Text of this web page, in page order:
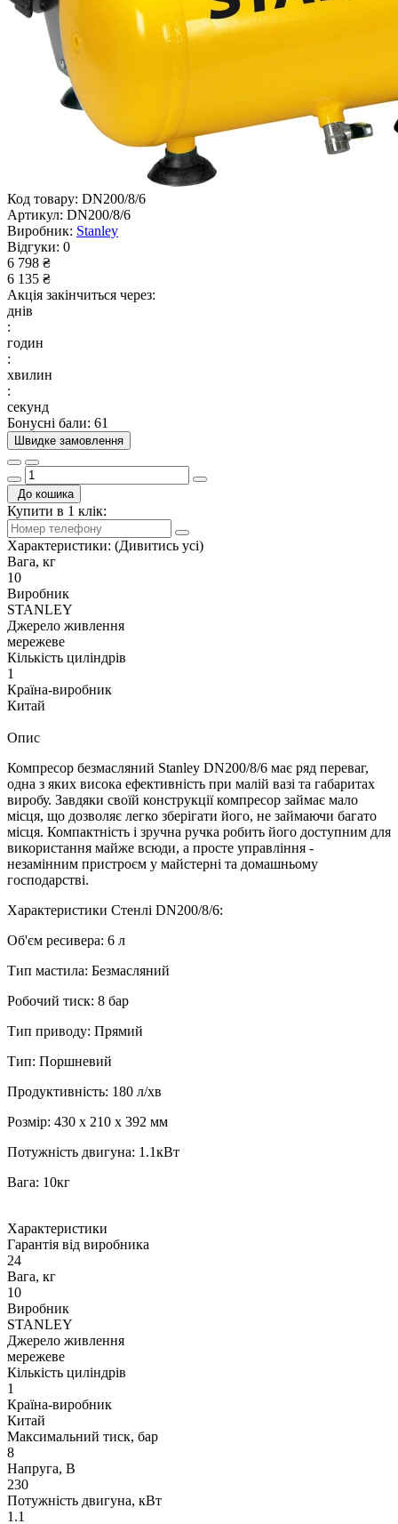
Код товару: DN200/8/6
Артикул: DN200/8/6
Виробник: Stanley
Відгуки: 0
6 798 ₴
6 135 ₴
Акція закінчиться через:
днів
:
годин
:
хвилин
:
секунд
Бонусні бали: 61
Швидке замовлення
До кошика
Купити в 1 клік:
Характеристики: (Дивитись усі)
Вага, кг
10
Виробник
STANLEY
Джерело живлення
мережеве
Кількість циліндрів
1
Країна-виробник
Китай
Опис
Компресор безмасляний Stanley DN200/8/6 має ряд переваг,
одна з яких висока ефективність при малій вазі та габаритах
виробу. Завдяки своїй конструкції компресор займає мало
місця, що дозволяє легко зберігати його, не займаючи багато
місця. Компактність і зручна ручка робить його доступним для
використання майже всюди, а просте управління -
незамінним пристроєм у майстерні та домашньому
господарстві.
Характеристики Стенлі DN200/8/6:
Об'єм ресивера: 6 л
Тип мастила: Безмасляний
Робочий тиск: 8 бар
Тип приводу: Прямий
Тип: Поршневий
Продуктивність: 180 л/хв
Розмір: 430 х 210 х 392 мм
Потужність двигуна: 1.1кВт
Вага: 10кг
Характеристики
Гарантія від виробника
24
Вага, кг
10
Виробник
STANLEY
Джерело живлення
мережеве
Кількість циліндрів
1
Країна-виробник
Китай
Максимальний тиск, бар
8
Напруга, В
230
Потужність двигуна, кВт
1.1